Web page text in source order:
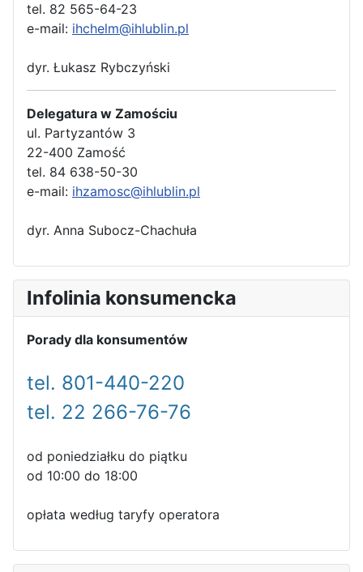
tel. 82 565-64-23
e-mail: ihchelm@ihlublin.pl
dyr. Łukasz Rybczyński
Delegatura w Zamościu
ul. Partyzantów 3
22-400 Zamość
tel. 84 638-50-30
e-mail: ihzamosc@ihlublin.pl
dyr. Anna Subocz-Chachuła
Infolinia konsumencka
Porady dla konsumentów
tel. 801-440-220
tel. 22 266-76-76
od poniedziałku do piątku
od 10:00 do 18:00
opłata według taryfy operatora